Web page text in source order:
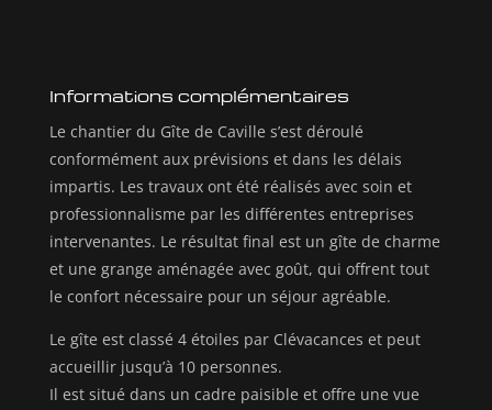
Informations complémentaires
Le chantier du Gîte de Caville s’est déroulé
conformément aux prévisions et dans les délais
impartis. Les travaux ont été réalisés avec soin et
professionnalisme par les différentes entreprises
intervenantes. Le résultat final est un gîte de charme
et une grange aménagée avec goût, qui offrent tout
le confort nécessaire pour un séjour agréable.
Le gîte est classé 4 étoiles par Clévacances et peut
accueillir jusqu’à 10 personnes.
Il est situé dans un cadre paisible et offre une vue